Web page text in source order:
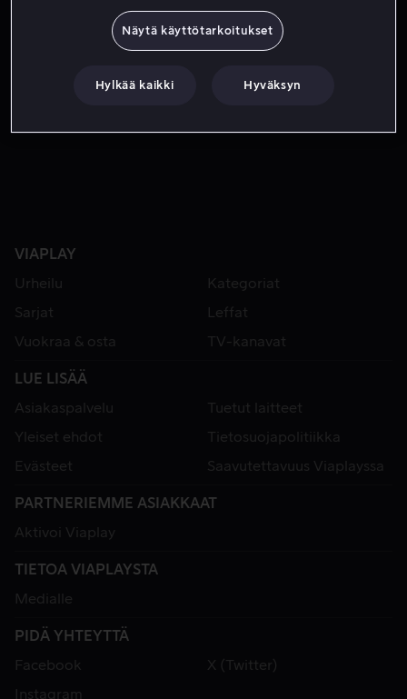
hakemaan edellisenä vuonna sinne unohtamaansa
tonttulakkia, jonka kätköissä on salaisuus, maaginen
VIAPLAY
Urheilu
Kategoriat
Sarjat
Leffat
Vuokraa & osta
TV-kanavat
LUE LISÄÄ
Asiakaspalvelu
Tuetut laitteet
Yleiset ehdot
Tietosuojapolitiikka
Evästeet
Saavutettavuus Viaplayssa
PARTNERIEMME ASIAKKAAT
Aktivoi Viaplay
TIETOA VIAPLAYSTA
Medialle
PIDÄ YHTEYTTÄ
Facebook
X (Twitter)
Instagram
Näytä käyttötarkoitukset
Hylkää kaikki Hyväksyn